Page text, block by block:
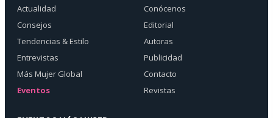
Actualidad
Consejos
Tendencias & Estilo
Entrevistas
Más Mujer Global
Eventos
Conócenos
Editorial
Autoras
Publicidad
Contacto
Revistas